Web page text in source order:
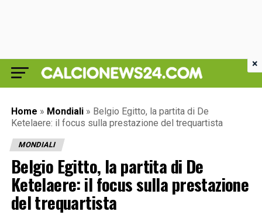
Home » Mondiali » Belgio Egitto, la partita di De
Ketelaere: il focus sulla prestazione del trequartista
MONDIALI
Belgio Egitto, la partita di De
Ketelaere: il focus sulla prestazione
del trequartista
×